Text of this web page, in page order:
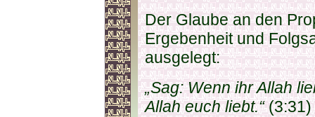
Der Glaube an den
Ergebenheit und
ausgelegt:
„Sag: Wenn ihr Allah
Allah euch liebt.“(3:31)